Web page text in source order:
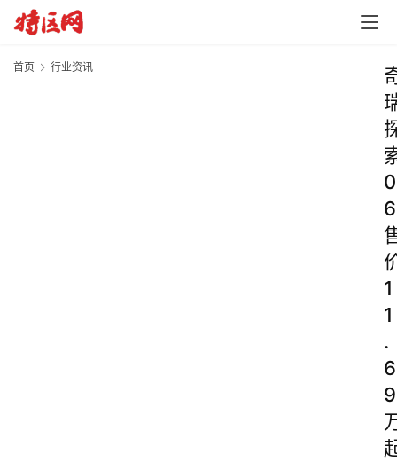
首页 行业资讯
0
6
1
1
.
6
9